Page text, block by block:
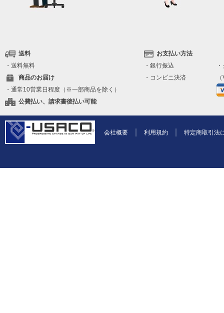
送料
・送料無料
商品のお届け
・通常10営業日程度（※一部商品を除く）
公費払い、請求書後払い可能
お支払い方法
・銀行振込
・コンビニ決済
会社概要 利用規約 特定商取引法